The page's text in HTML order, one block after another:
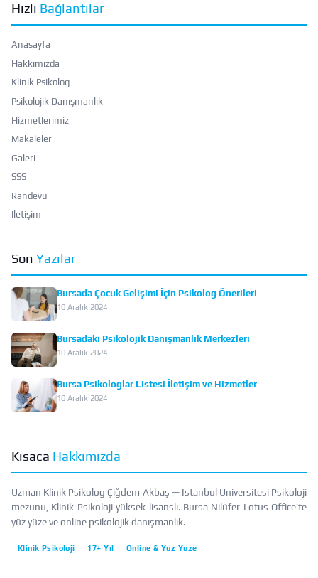
Hızlı Bağlantılar
Anasayfa
Hakkımızda
Klinik Psikolog
Psikolojik Danışmanlık
Hizmetlerimiz
Makaleler
Galeri
SSS
Randevu
İletişim
Son Yazılar
Bursada Çocuk Gelişimi İçin Psikolog Önerileri
10 Aralık 2024
Bursadaki Psikolojik Danışmanlık Merkezleri
10 Aralık 2024
Bursa Psikologlar Listesi İletişim ve Hizmetler
10 Aralık 2024
Kısaca Hakkımızda
Uzman Klinik Psikolog Çiğdem Akbaş — İstanbul Üniversitesi Psikoloji
mezunu, Klinik Psikoloji yüksek lisanslı. Bursa Nilüfer Lotus Office’te
yüz yüze ve online psikolojik danışmanlık.
Klinik Psikoloji 17+ Yıl Online & Yüz Yüze